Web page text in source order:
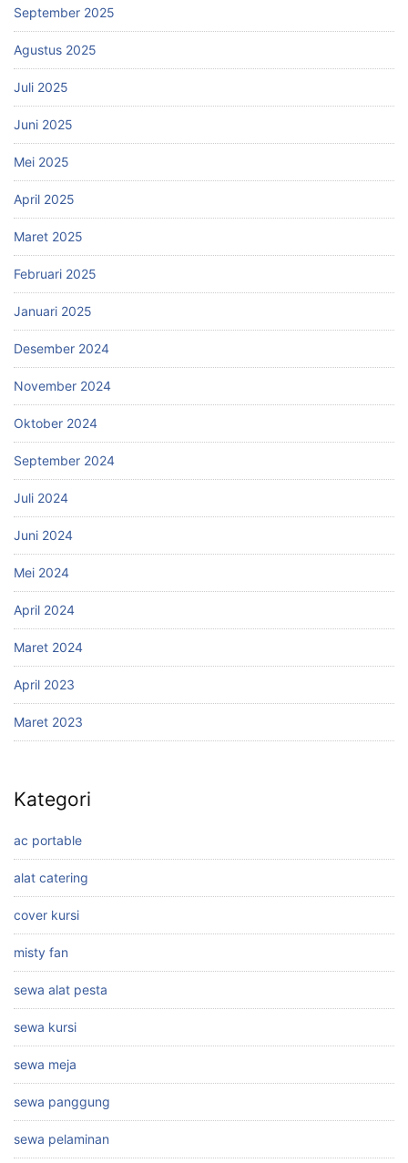
September 2025
Agustus 2025
Juli 2025
Juni 2025
Mei 2025
April 2025
Maret 2025
Februari 2025
Januari 2025
Desember 2024
November 2024
Oktober 2024
September 2024
Juli 2024
Juni 2024
Mei 2024
April 2024
Maret 2024
April 2023
Maret 2023
Kategori
ac portable
alat catering
cover kursi
misty fan
sewa alat pesta
sewa kursi
sewa meja
sewa panggung
sewa pelaminan